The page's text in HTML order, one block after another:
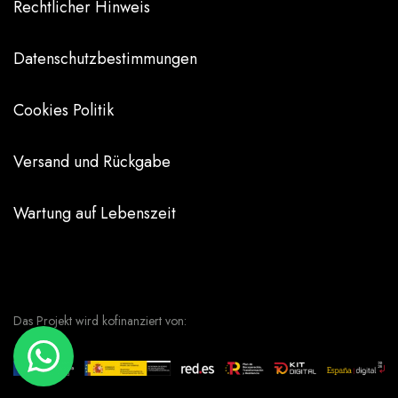
Rechtlicher Hinweis
Datenschutzbestimmungen
Cookies Politik
Versand und Rückgabe
Wartung auf Lebenszeit
Das Projekt wird kofinanziert von: